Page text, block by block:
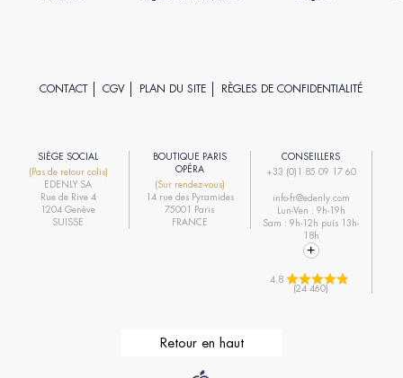
CONTACT CGV PLAN DU SITE RÈGLES DE CONFIDENTIALITÉ
SIÈGE SOCIAL
(Pas de retour colis)
EDENLY SA
Rue de Rive 4
1204 Genève
SUISSE
BOUTIQUE PARIS
OPÉRA
(Sur rendez-vous)
14 rue des Pyramides
75001 Paris
FRANCE
CONSEILLERS
+33 (0)1 85 09 17 60
info-fr@edenly.com
Lun-Ven : 9h-19h
Sam : 9h-12h puis 13h-
18h
4.8
(24 460)
Retour en haut